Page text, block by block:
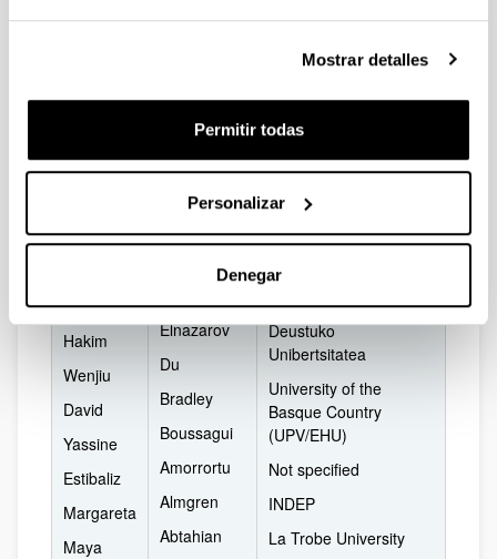
Mostrar detalles
Permitir todas
Personalizar
Denegar
Steven
Itziar
Ines
Hakim
Wenjiu
David
Yassine
Estibaliz
Margareta
Maya
Idiazabal
Goirigolzarri
Garaizar
Elnazarov
Du
Bradley
Boussagui
Amorrortu
Almgren
Abtahian
University of the
(UPV/EHU)
University of Malaya
CLARIN ERIC / Utrecht
University
Alex Ekwueme Federal
University, Ndufu-Alike
University of the
Basque Country
Deustuko
Unibertsitatea
University of the
Basque Country
(UPV/EHU)
Not specified
INDEP
La Trobe University